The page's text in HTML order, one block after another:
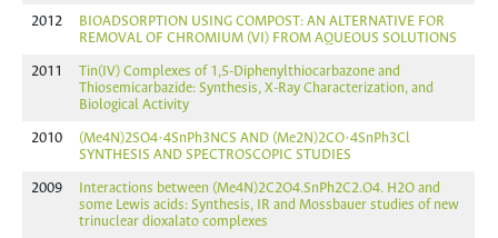
2012
BIOADSORPTION USING COMPOST: AN ALTERNATIVE FOR
REMOVAL OF CHROMIUM (VI) FROM AQUEOUS SOLUTIONS
2011
Tin(IV) Complexes of 1,5-Diphenylthiocarbazone and
Thiosemicarbazide: Synthesis, X-Ray Characterization, and
Biological Activity
2010
(Me4N)2SO4·4SnPh3NCS AND (Me2N)2CO·4SnPh3Cl
SYNTHESIS AND SPECTROSCOPIC STUDIES
2009
Interactions between (Me4N)2C2O4.SnPh2C2.O4. H2O and
some Lewis acids: Synthesis, IR and Mossbauer studies of new
trinuclear dioxalato complexes